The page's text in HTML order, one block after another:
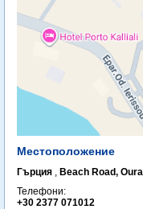
Местоположение
Гърция , Beach Road,
Телефони:
+30 2377 071012